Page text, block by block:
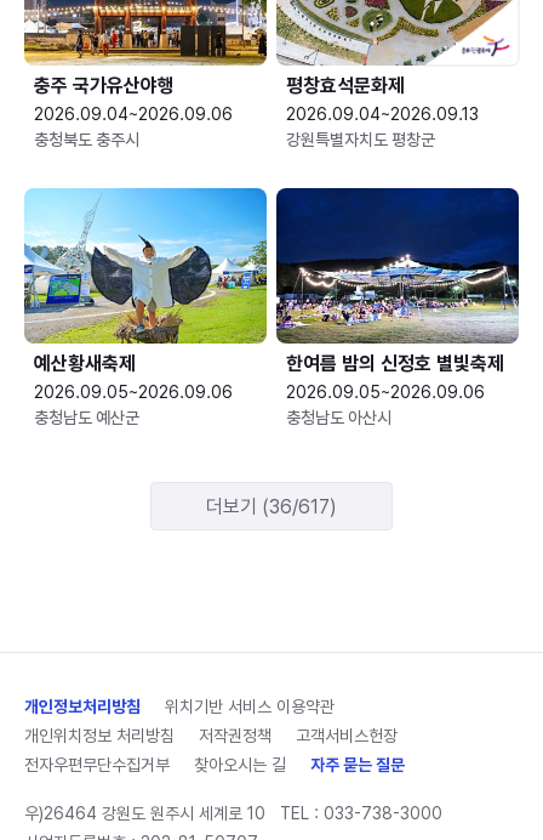
충주 국가유산야행
2026.09.04~2026.09.06
충청북도 충주시
평창효석문화제
2026.09.04~2026.09.13
강원특별자치도 평창군
예산황새축제
2026.09.05~2026.09.06
충청남도 예산군
한여름 밤의 신정호 별빛축제
2026.09.05~2026.09.06
충청남도 아산시
더보기 (36/617)
개인정보처리방침
위치기반 서비스 이용약관
개인위치정보 처리방침
저작권정책
고객서비스헌장
전자우편무단수집거부
찾아오시는 길 자주 묻는 질문
우)26464 강원도 원주시 세계로 10 TEL : 033-738-3000